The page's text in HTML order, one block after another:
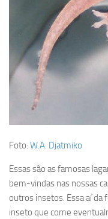
Foto: W.A. Djatmiko
Essas são as famosas
bem-vindas nas nossas
outros insetos. Essa aí da
inseto que come